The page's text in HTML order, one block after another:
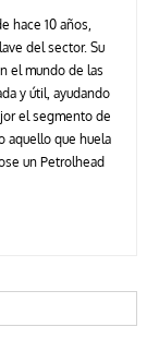
hace 10 años,
del sector. Su
el mundo de las
y útil, ayudando
el segmento de
aquello que huela
un Petrolhead